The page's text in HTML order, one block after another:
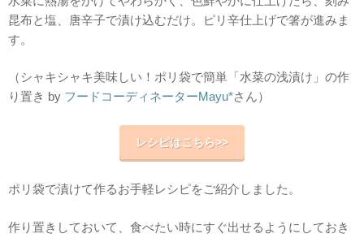
昆布と塩、唐辛子で漬け込むだけ。ピリ辛仕上げで箸が進みま
す。
（シャキシャキ美味しい！ポリ袋で簡単「水菜の浅漬け」の作
り置き by フードコーディネーターMayu*さん）
レシピはこちら>>
ポリ袋で漬けて作るお手軽レシピをご紹介しました。
作り置きしておいて、食べたい時にすぐ出せるようにしておき